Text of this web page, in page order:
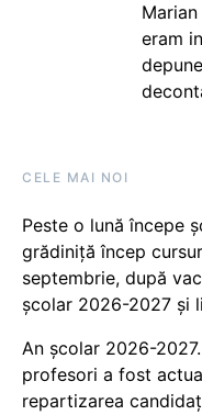
eram
CELE MAI NOI
Peste o lună începe
grădiniță încep
septembrie, după
școlar 2026-2027 și
An școlar 2026-
profesori a fost
repartizarea